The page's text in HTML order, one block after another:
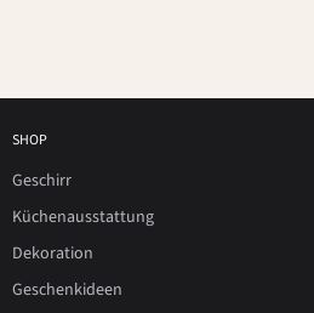
SHOP
Geschirr
Küchenausstattung
Dekoration
Geschenkideen